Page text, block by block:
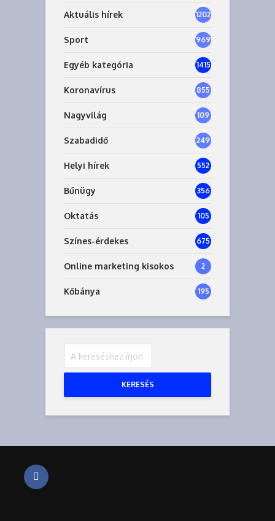
6
Aktuális hírek 1202
Sport 969
Egyéb kategória 1415
Koronavírus 855
Nagyvilág
109
8
Szabadidő 249
Helyi hírek 552
Bűnügy 356
Oktatás 105
Színes-érdekes 675
Online marketing kisokos 2
Kőbánya 195
KERESÉS